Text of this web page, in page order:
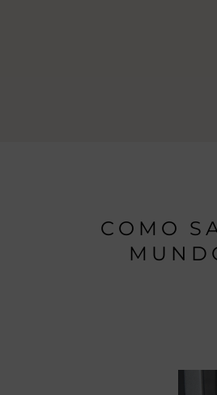
COMO